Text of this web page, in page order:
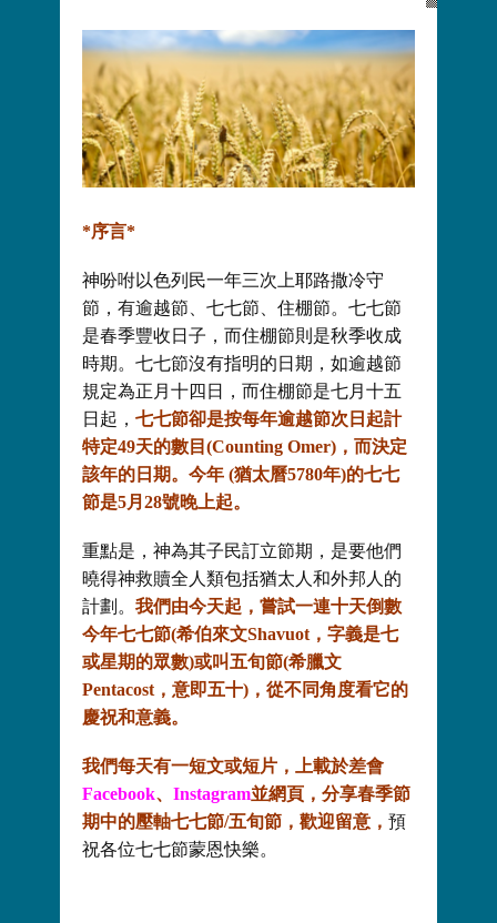
*序言*
神吩咐以色列民一年三次上耶路撒冷守
節，有逾越節、七七節、住棚節。七七節
是春季豐收日子，而住棚節則是秋季收成
時期。七七節沒有指明的日期，如逾越節
規定為正月十四日，而住棚節是七月十五
日起， 七七節卻是按每年逾越節次日起計
特定49天的數目(Counting Omer)，而決定
該年的日期。今年 (猶太曆5780年)的七七
節是5月28號晚上起。
重點是，神為其子民訂立節期，是要他們
曉得神救贖全人類包括猶太人和外邦人的
計劃。 我們由今天起，嘗試一連十天倒數
今年七七節(希伯來文Shavuot，字義是七
或星期的眾數)或叫五旬節(希臘文
Pentacost，意即五十)，從不同角度看它的
慶祝和意義。
我們每天有一短文或短片，上載於差會
Facebook、 Instagram並網頁，分享春季節
期中的壓軸七七節/五旬節，歡迎留意， 預
祝各位七七節蒙恩快樂。